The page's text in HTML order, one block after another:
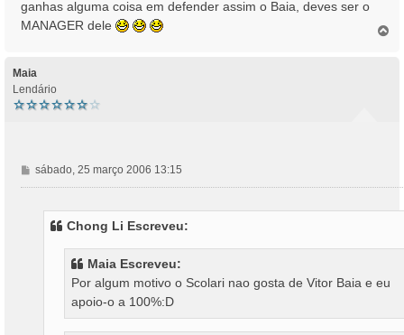
ganhas alguma coisa em defender assim o Baia, deves ser o
MANAGER dele
Maia
Lendário
M
e
sábado, 25 março 2006 13:15
Chong Li Escreveu:
Maia Escreveu:
Por algum motivo o Scolari nao gosta de Vitor Baia e eu
apoio-o a 100%:D